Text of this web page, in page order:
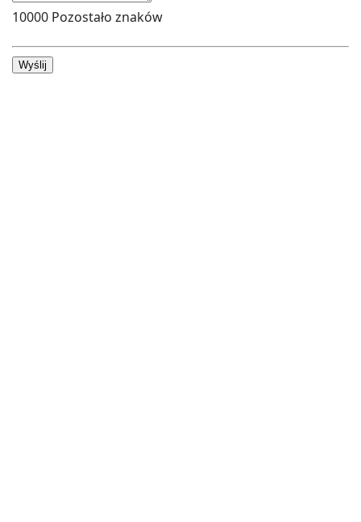
10000 Pozostało znaków
Wyślij